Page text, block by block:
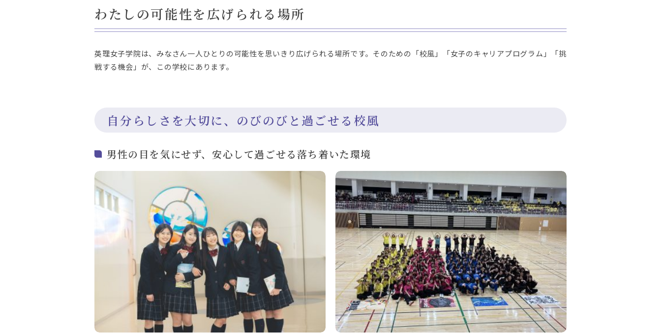
わたしの可能性を広げられる場所
英理女子学院は、みなさん一人ひとりの可能性を思いきり広げられる場所です。そのための「校風」「女子のキャリアプログラム」「挑
戦する機会」が、この学校にあります。
自分らしさを大切に、のびのびと過ごせる校風
男性の目を気にせず、安心して過ごせる落ち着いた環境